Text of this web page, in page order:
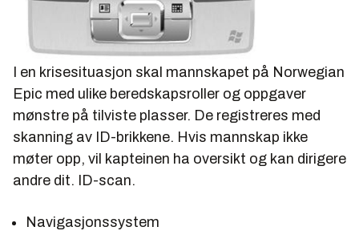
I en krisesituasjon skal mannskapet på Norwegian
Epic med ulike beredskapsroller og oppgaver
mønstre på tilviste plasser. De registreres med
skanning av ID-brikkene. Hvis mannskap ikke
møter opp, vil kapteinen ha oversikt og kan dirigere
andre dit. ID-scan.
Navigasjonssystem